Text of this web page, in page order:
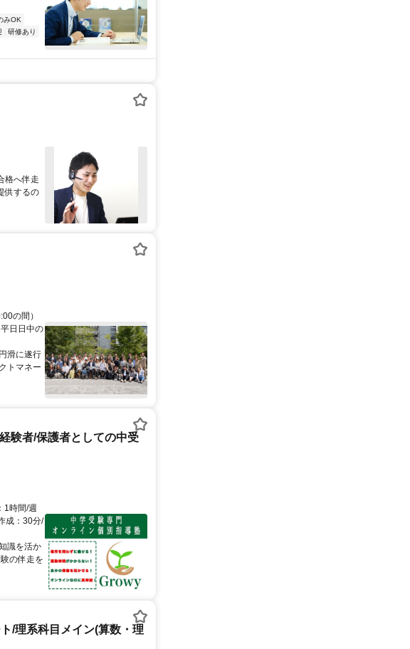
みOK
研修あり
格へ伴走
供するの
の間）
日日中の
滑に遂行
トマネー
験者/保護者としての中受
1時間/週
成：30分/
識を活か
の伴走を
/理系科目メイン(算数・理